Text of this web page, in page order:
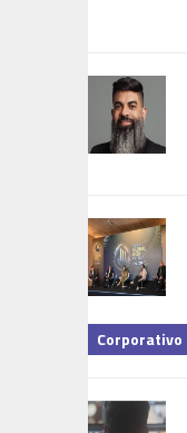
Corporativo